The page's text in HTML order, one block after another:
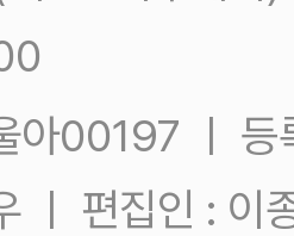
아00197 ㅣ
ㅣ 편집인 : 이